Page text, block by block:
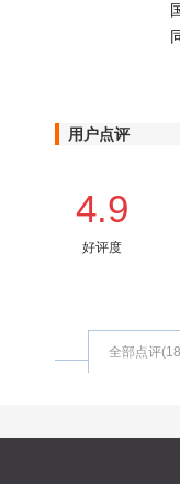
用户点评
4.9
好评度
全部点评